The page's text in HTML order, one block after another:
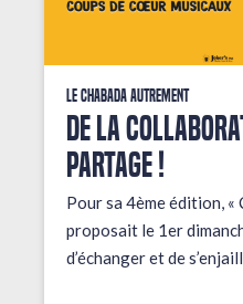
Le Chabada autrement
De la
partage !
Pour sa 4ème édition, «
proposait le 1er
d’échanger et de